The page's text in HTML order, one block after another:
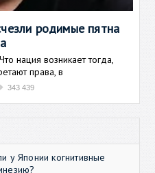
родимые пятна
нация возникает тогда,
права, в
343 439
у Японии когнитивные